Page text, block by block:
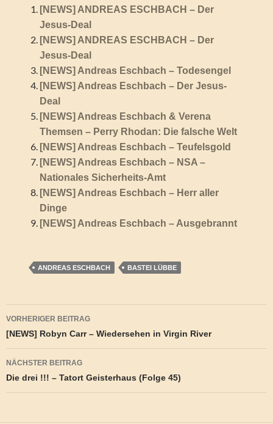
[NEWS] ANDREAS ESCHBACH – Der
Jesus-Deal
[NEWS] ANDREAS ESCHBACH – Der
Jesus-Deal
[NEWS] Andreas Eschbach – Todesengel
[NEWS] Andreas Eschbach – Der Jesus-
Deal
[NEWS] Andreas Eschbach & Verena
Themsen – Perry Rhodan: Die falsche Welt
[NEWS] Andreas Eschbach – Teufelsgold
[NEWS] Andreas Eschbach – NSA –
Nationales Sicherheits-Amt
[NEWS] Andreas Eschbach – Herr aller
Dinge
[NEWS] Andreas Eschbach – Ausgebrannt
ANDREAS ESCHBACH BASTEI LÜBBE
Beitragsnavigation
VORHERIGER BEITRAG
[NEWS] Robyn Carr – Wiedersehen in Virgin River
NÄCHSTER BEITRAG
Die drei !!! – Tatort Geisterhaus (Folge 45)